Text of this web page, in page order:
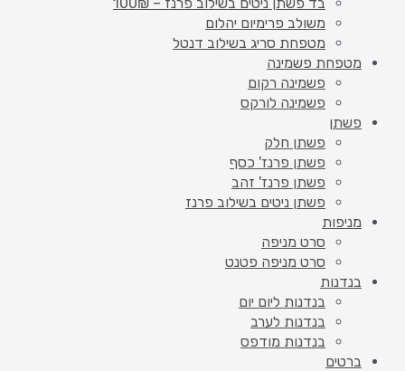
משולב פרימיום יהלום
מטפחת סריג בשילוב דנטל
מטפחת פשמינה
פשמינה רקום
פשמינה לורקס
פשתן
פשתן חלק
פשתן פרנז' כסף
פשתן פרנז' זהב
פשתן ניטים בשילוב פרנז
מניפות
סרט מניפה
סרט מניפה פטנט
בנדנות
בנדנות ליום יום
בנדנות לערב
בנדנות מודפס
ברטים